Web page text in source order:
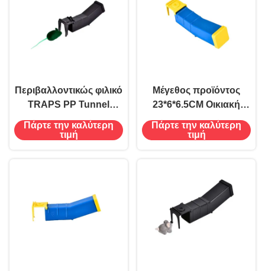
Περιβαλλοντικώς φιλικό
TRAPS PP Tunnel
Ανθρώπινο Kind Mouse
Mouse Catcher για μη
Πάρτε την καλύτερη
τιμή
Μέγεθος προϊόντος
23*6*6.5CM Οικιακή
ανθεκτική σήραγγα
Ζωντανή παγίδα
Πάρτε την καλύτερη
τιμή